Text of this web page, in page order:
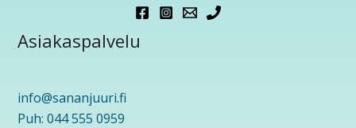
Asiakaspalvelu
info@sananjuuri.fi
Puh: 044 555 0959